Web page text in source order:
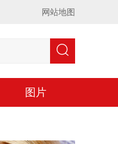
网站地图
图片